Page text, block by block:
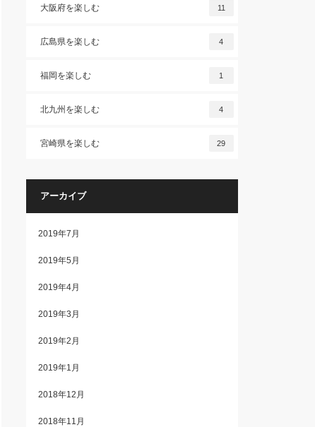
大阪府を楽しむ 11
広島県を楽しむ 4
福岡を楽しむ 1
北九州を楽しむ 4
宮崎県を楽しむ 29
アーカイブ
2019年7月
2019年5月
2019年4月
2019年3月
2019年2月
2019年1月
2018年12月
2018年11月